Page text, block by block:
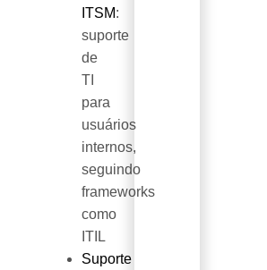
ITSM:
suporte
de
TI
para
usuários
internos,
seguindo
frameworks
como
ITIL
Suporte